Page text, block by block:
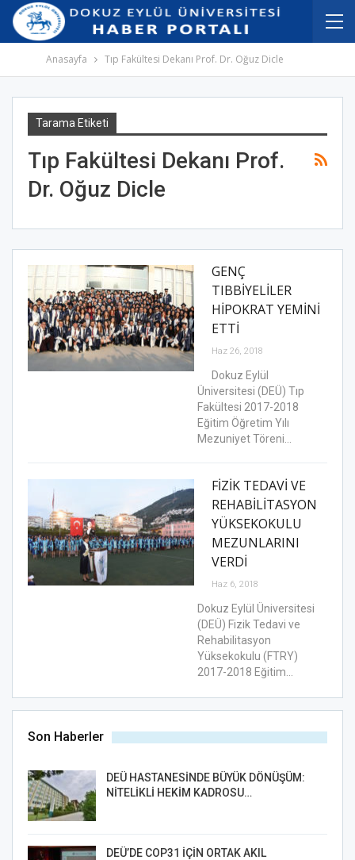
İçeriğe
atla
Navigasyona
atla
Anasayfa Tıp Fakültesi Dekanı Prof. Dr. Oğuz Dicle
Tarama Etiketi
Tıp Fakültesi Dekanı Prof.
Dr. Oğuz Dicle
GENÇ
TIBBİYELİLER
HİPOKRAT YEMİNİ
ETTİ
Haz 26, 2018
Dokuz Eylül
Üniversitesi (DEÜ) Tıp
Fakültesi 2017-2018
Eğitim Öğretim Yılı
Mezuniyet Töreni…
FİZİK TEDAVİ VE
REHABİLİTASYON
YÜKSEKOKULU
MEZUNLARINI
VERDİ
Haz 6, 2018
Dokuz Eylül Üniversitesi
(DEÜ) Fizik Tedavi ve
Rehabilitasyon
Yüksekokulu (FTRY)
2017-2018 Eğitim…
Son Haberler
DEÜ HASTANESİNDE BÜYÜK DÖNÜŞÜM:
NİTELİKLİ HEKİM KADROSU…
DEÜ’DE COP31 İÇİN ORTAK AKIL